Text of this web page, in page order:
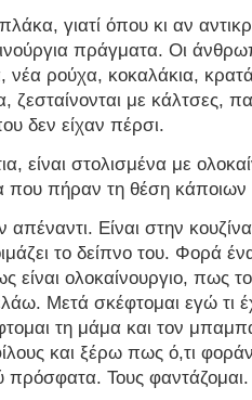
γιατί όπου κι αν
πράγματα. Οι
νέα ρούχα, κοκαλάκια,
ζεσταίνονται με κάλτσες,
δεν είχαν πέρσι.
είναι στολισμένα με
που πήραν τη θέση
απέναντι. Είναι στην
το δείπνο του. Φορά
είναι ολοκαίνουργιο, πως
Μετά σκέφτομαι εγώ τι
τη μάμα και τον
και ξέρω πως ό,τι
πρόσφατα. Τους φαντάζομαι.